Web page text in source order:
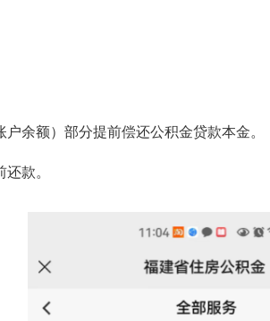
额）部分提前偿还公积金贷款本金。
款。